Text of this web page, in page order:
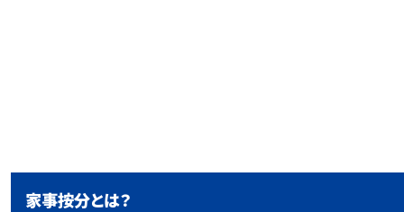
家事按分とは？